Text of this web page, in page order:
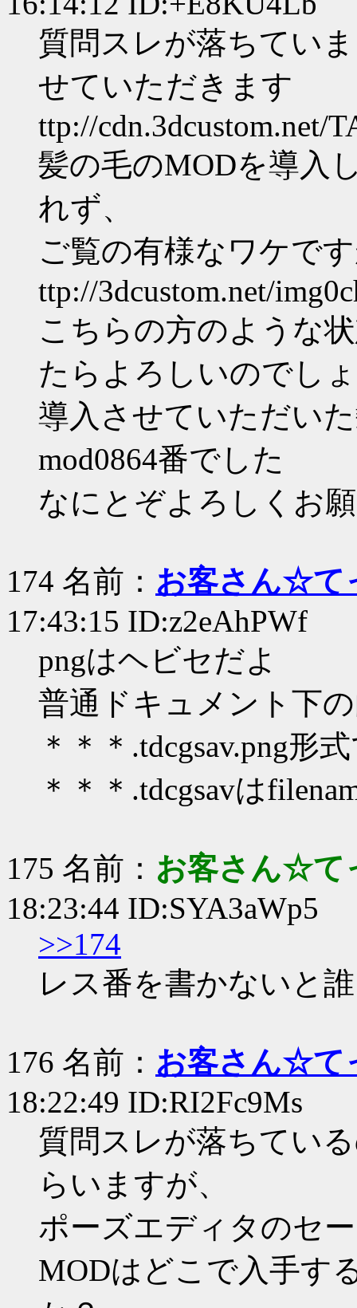
質問スレが落ちてい
せていただきます
ttp://cdn.3dcustom.net/
髪の毛のMODを導入
れず、
ご覧の有様なワケで
ttp://3dcustom.net/
こちらの方のような
たらよろしいのでし
導入させていただい
mod0864番でした
なにとぞよろしくお
174 名前： お客さん☆て
17:43:15 ID:z2eAhPWf
pngはヘビセだよ
普通ドキュメント下
＊＊＊.tdcgsav.png形
＊＊＊.tdcgsavは
175 名前： お客さん☆て
18:23:44 ID:SYA3aWp5
>>174
レス番を書かないと
176 名前： お客さん☆て
18:22:49 ID:RI2Fc9Ms
質問スレが落ちてい
らいますが、
ポーズエディタのセ
MODはどこで入手す